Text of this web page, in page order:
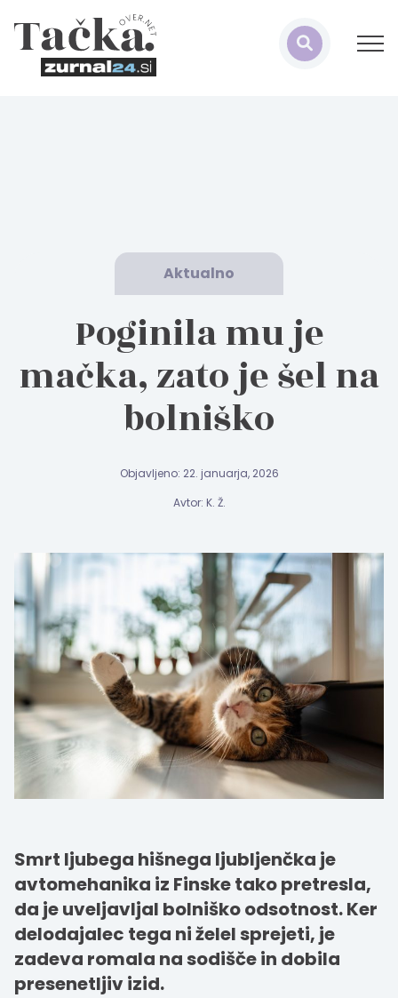
Aktualno
Poginila mu je
mačka, zato je šel na
bolniško
Objavljeno: 22. januarja, 2026
Avtor: K. Ž.
Smrt ljubega hišnega ljubljenčka je
avtomehanika iz Finske tako pretresla,
da je uveljavljal bolniško odsotnost. Ker
delodajalec tega ni želel sprejeti, je
zadeva romala na sodišče in dobila
presenetljiv izid.